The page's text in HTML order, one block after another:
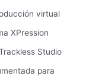
virtual
XPression
Studio
para